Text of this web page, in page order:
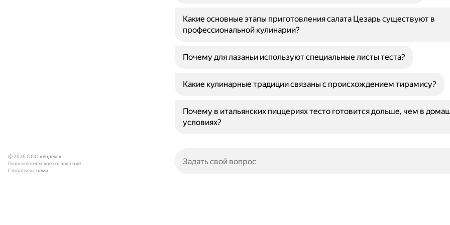
Какие основные этапы приготовления салата Цезарь существуют в
профессиональной кулинарии?
Почему для лазаньи используют специальные листы теста?
Какие кулинарные традиции связаны с происхождением тирамису?
Почему в итальянских пиццериях тесто готовится дольше, чем в
условиях?
© 2026 ООО «Яндекс»
Пользовательское соглашение
Связаться с нами